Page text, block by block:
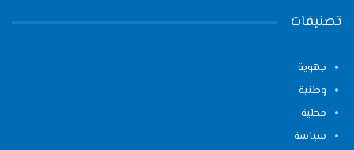
تصنيفات
جهوية
وطنية
محلية
سياسة